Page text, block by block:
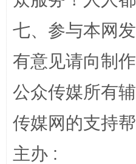
七、参与本网
有意见请向制
公众传媒所有
传媒网的支持
主办 :